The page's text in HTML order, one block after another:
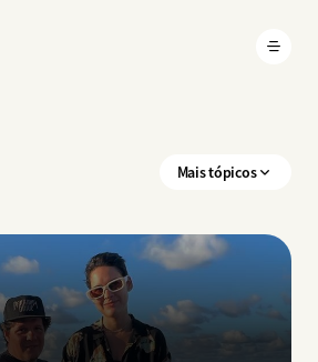
Mais tópicos